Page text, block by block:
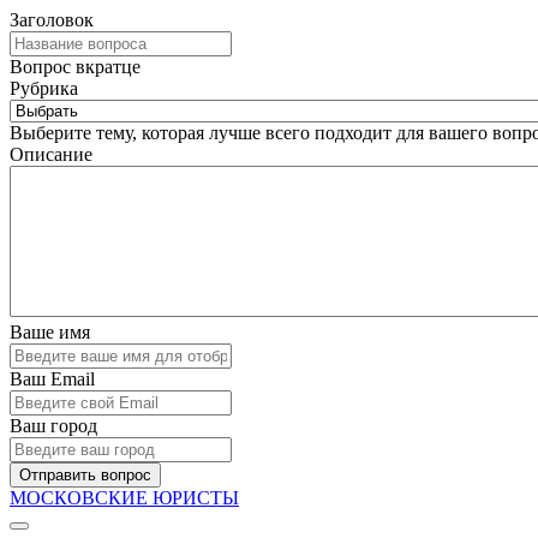
Заголовок
Вопрос вкратце
Рубрика
Выберите тему, которая лучше всего подходит для вашего
Описание
Ваше имя
Ваш Email
Ваш город
Отправить вопрос
МОСКОВСКИЕ ЮРИСТЫ